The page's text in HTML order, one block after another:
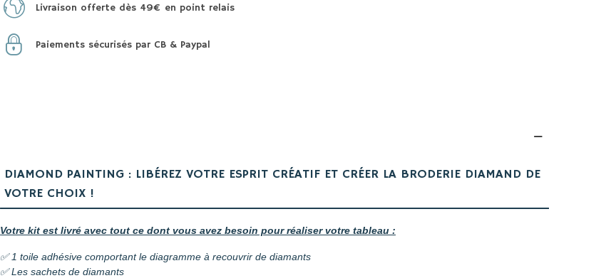
Livraison offerte dès 49€ en point relais
Paiements sécurisés par CB & Paypal
DIAMOND PAINTING : LIBÉREZ VOTRE ESPRIT CRÉATIF ET CRÉER LA BRODERIE DIAMAND DE
VOTRE CHOIX !
Votre kit est livré avec tout ce dont vous avez besoin pour réaliser votre tableau :
✅ 1 toile adhésive comportant le diagramme à recouvrir de diamants
✅ Les sachets de diamants